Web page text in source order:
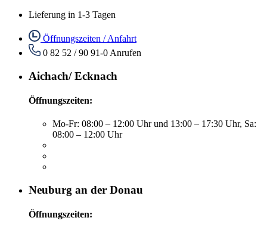
Lieferung in 1-3 Tagen
Öffnungszeiten / Anfahrt
0 82 52 / 90 91-0 Anrufen
Aichach/ Ecknach
Öffnungszeiten:
Mo-Fr: 08:00 – 12:00 Uhr und 13:00 – 17:30 Uhr, Sa:
08:00 – 12:00 Uhr
Neuburg an der Donau
Öffnungszeiten: